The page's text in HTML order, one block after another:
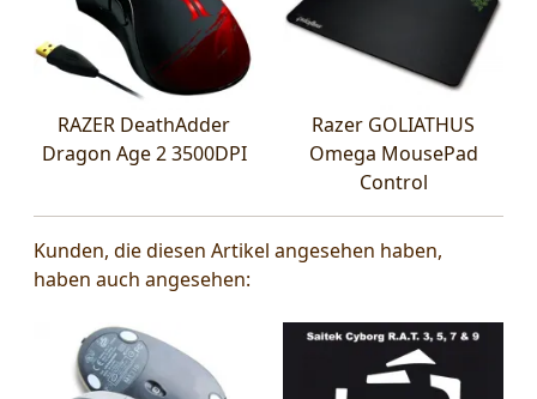
RAZER DeathAdder
Dragon Age 2 3500DPI
Razer GOLIATHUS
Omega MousePad
Control
Kunden, die diesen Artikel angesehen haben,
haben auch angesehen: